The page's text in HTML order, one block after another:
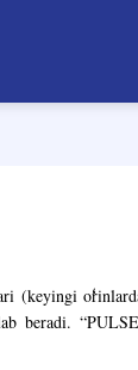
(keyingi o
beradi.